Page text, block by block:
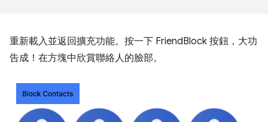
重新載入並返回擴充功能。按一下 FriendBlock 按鈕，大功
告成！在方塊中欣賞聯絡人的臉部。